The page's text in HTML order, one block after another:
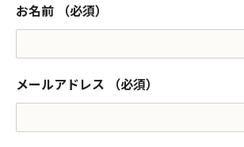
お名前 （必須）
メールアドレス （必須）